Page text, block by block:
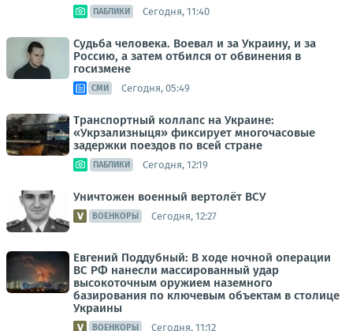
ПАБЛИКИ Сегодня, 11:40
Судьба человека. Воевал и за Украину, и за
Россию, а затем отбился от обвинения в
госизмене
СМИ Сегодня, 05:49
Транспортный коллапс на Украине:
«Укрзализныця» фиксирует многочасовые
задержки поездов по всей стране
ПАБЛИКИ Сегодня, 12:19
Уничтожен военный вертолёт ВСУ
ВОЕНКОРЫ Сегодня, 12:27
Евгений Поддубный: В ходе ночной операции
ВС РФ нанесли массированный удар
высокоточным оружием наземного
базирования по ключевым объектам в столице
Украины
ВОЕНКОРЫ Сегодня, 11:12